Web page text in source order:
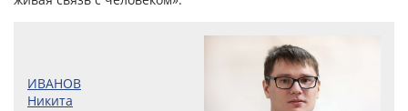
ИВАНОВ
Никита